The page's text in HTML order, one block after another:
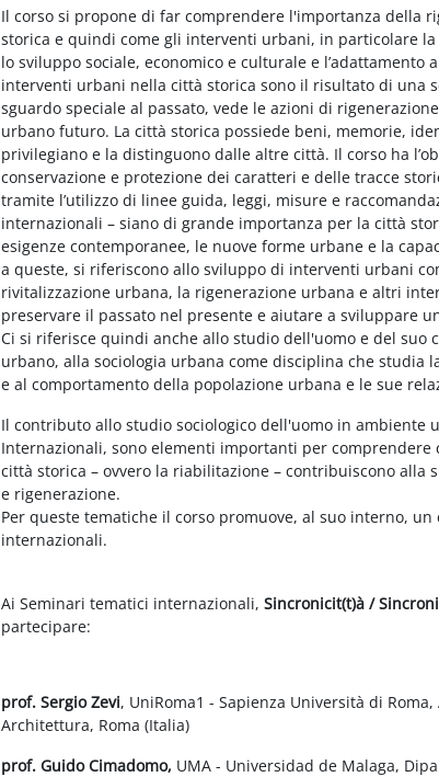
Il corso si propone di far comprendere l'importanza della
storica e quindi come gli interventi urbani, in particolare
lo sviluppo sociale, economico e culturale e l’adattamento
interventi urbani nella città storica sono il risultato di una
sguardo speciale al passato, vede le azioni di
urbano futuro. La città storica possiede beni, memorie,
privilegiano e la distinguono dalle altre città. Il corso ha
conservazione e protezione dei caratteri e delle tracce
tramite l’utilizzo di linee guida, leggi, misure e
internazionali – siano di grande importanza per la città
esigenze contemporanee, le nuove forme urbane e la
a queste, si riferiscono allo sviluppo di interventi urbani
rivitalizzazione urbana, la rigenerazione urbana e altri
preservare il passato nel presente e aiutare a sviluppare
Ci si riferisce quindi anche allo studio dell'uomo e del suo
urbano, alla sociologia urbana come disciplina che studia
e al comportamento della popolazione urbana e le sue
Il contributo allo studio sociologico dell'uomo in ambiente
Internazionali, sono elementi importanti per
città storica – ovvero la riabilitazione – contribuiscono alla
e rigenerazione.
Per queste tematiche il corso promuove, al suo interno,
internazionali.
Ai Seminari tematici internazionali, Sincronicit(t)à /
partecipare:
prof. Sergio Zevi, UniRoma1 - Sapienza Università di
Architettura, Roma (Italia)
prof. Guido Cimadomo, UMA - Universidad de Malaga,